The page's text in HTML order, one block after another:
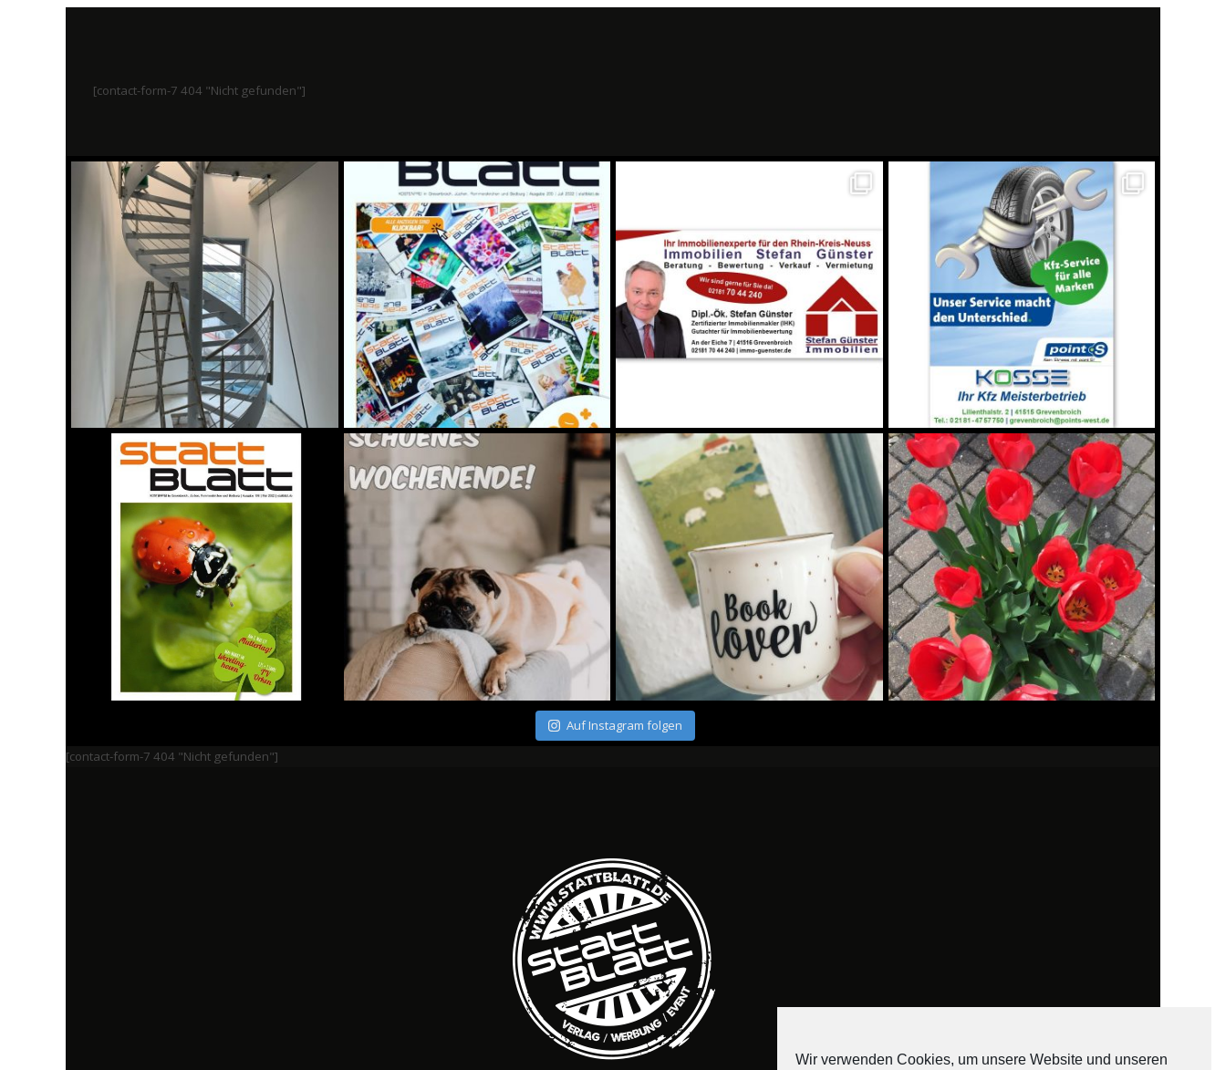
[contact-form-7 404 "Nicht gefunden"]
Auf Instagram folgen
[contact-form-7 404 "Nicht gefunden"]
Wir verwenden Cookies, um unsere Website und unseren